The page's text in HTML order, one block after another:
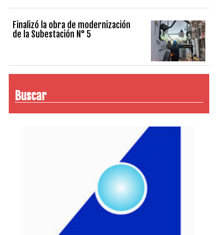
Finalizó la obra de modernización
de la Subestación N° 5
Buscar